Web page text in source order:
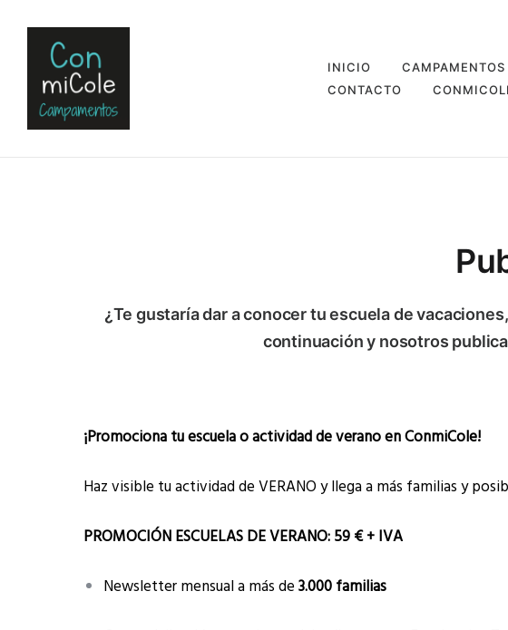
INICIO
CONTACTO
¿Te gustaría dar a conocer tu escuela de
continuación y nosotros
¡Promociona tu escuela o actividad de verano en ConmiCole!
Haz visible tu actividad de VERANO y llega a más familias y
PROMOCIÓN ESCUELAS DE VERANO: 59 € + IVA
Newsletter mensual a más de3.000 familias